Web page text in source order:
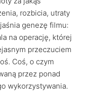
rozbicia, utraty
genezę filmu:
na operację, której
przeczuciem
Coś, o czym
przez ponad
wykorzystywania.